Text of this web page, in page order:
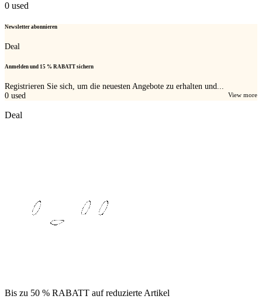
0 used
Newsletter abonnieren
Deal
Anmelden und 15 % RABATT sichern
Registrieren Sie sich, um die neuesten Angebote zu erhalten und...
View more
0 used
Deal
Bis zu 50 % RABATT auf reduzierte Artikel